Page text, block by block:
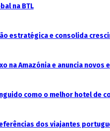
na BTL
estratégica e consolida
na Amazónia e anuncia
como o melhor hotel de
dos viajantes